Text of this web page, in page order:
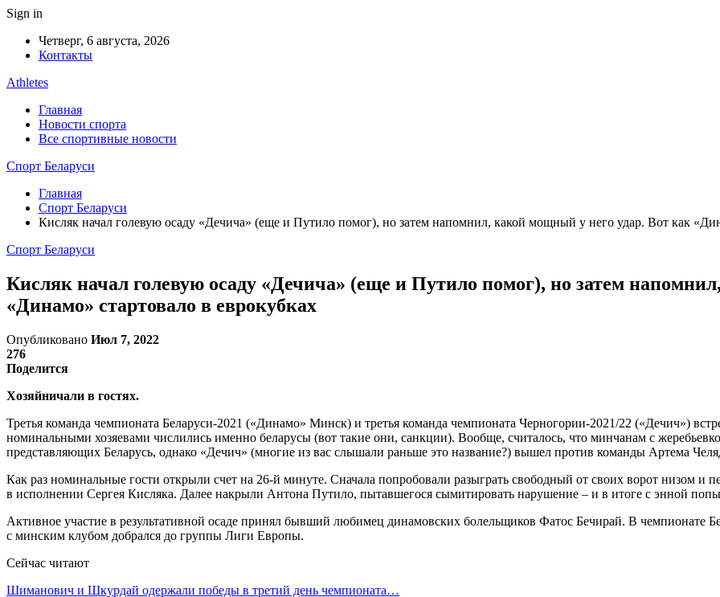
Sign in
Четверг, 6 августа, 2026
Контакты
Athletes
Главная
Новости спорта
Все спортивные новости
Спорт Беларуси
Главная
Спорт Беларуси
Кисляк начал голевую осаду «Дечича» (еще и Путило помог), но затем напомнил, какой мощный у него удар. Вот как
Спорт Беларуси
Кисляк начал голевую осаду «Дечича» (еще и Путило помог), но затем
«Динамо» стартовало в еврокубках
Опубликовано Июл 7, 2022
276
Поделится
Хозяйничали в гостях.
Третья команда чемпионата Беларуси-2021 («Динамо» Минск) и третья команда чемпионата Черногории-2021/22 («Дечич»)
номинальными хозяевами числились именно беларусы (вот такие они, санкции). Вообще, считалось, что минчанам с
представляющих Беларусь, однако «Дечич» (многие из вас слышали раньше это название?) вышел против команды Артема
Как раз номинальные гости открыли счет на 26-й минуте. Сначала попробовали разыграть свободный от своих ворот низом и
в исполнении Сергея Кисляка. Далее накрыли Антона Путило, пытавшегося сымитировать нарушение – и в итоге с энной
Активное участие в результативной осаде принял бывший любимец динамовских болельщиков Фатос Бечирай. В чемпионате
с минским клубом добрался до группы Лиги Европы.
Сейчас читают
Шиманович и Шкурдай одержали победы в третий день чемпионата…